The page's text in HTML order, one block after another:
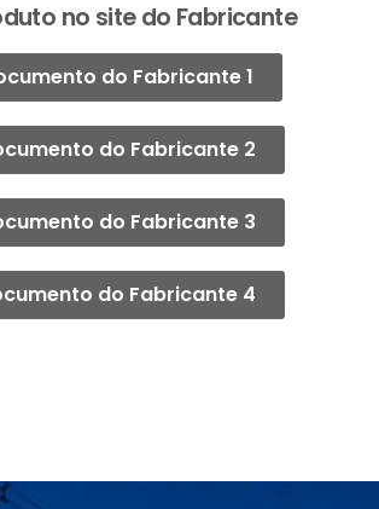
no site do Fabricante
do Fabricante 1
do Fabricante 2
do Fabricante 3
do Fabricante 4